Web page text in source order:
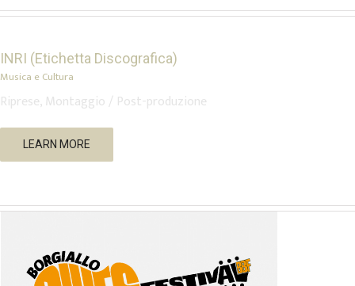
INRI (Etichetta Discografica)
Musica e Cultura
INRI (Etichetta Discografica)
Musica e Cultura
Riprese, Montaggio / Post-produzione
LEARN MORE